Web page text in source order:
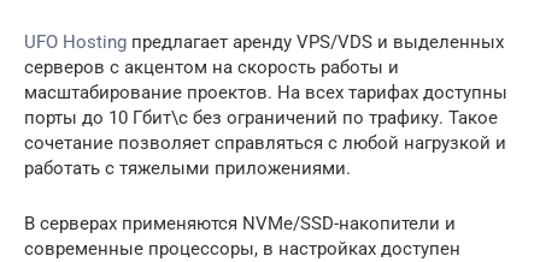
UFO Hosting предлагает аренду VPS/VDS и выделенных
серверов с акцентом на скорость работы и
масштабирование проектов. На всех тарифах доступны
порты до 10 Гбит\с без ограничений по трафику. Такое
сочетание позволяет справляться с любой нагрузкой и
работать с тяжелыми приложениями.
В серверах применяются NVMe/SSD-накопители и
современные процессоры, в настройках доступен